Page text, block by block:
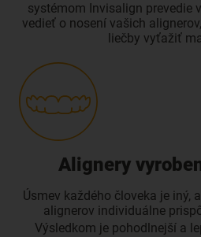
systémom Invisalign prevedie
vedieť o nosení vašich
liečby vyťažiť
Alignery
Úsmev každého človeka je iný,
alignerov individuálne
Výsledkom je pohodlnejší a